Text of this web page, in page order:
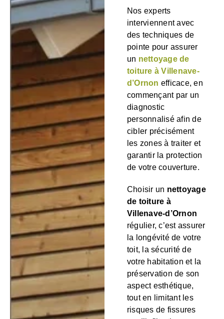
Nos experts
interviennent avec
des techniques de
pointe pour assurer
un nettoyage de
toiture à Villenave-
d’Ornon efficace, en
commençant par un
diagnostic
personnalisé afin de
cibler précisément
les zones à traiter et
garantir la protection
de votre couverture.
Choisir un nettoyage
de toiture à
Villenave-d’Ornon
régulier, c’est assurer
la longévité de votre
toit, la sécurité de
votre habitation et la
préservation de son
aspect esthétique,
tout en limitant les
risques de fissures